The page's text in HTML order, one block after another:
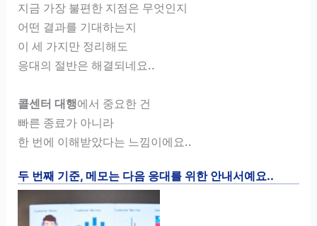
지금 가장 불편한 지점은 무엇인지
어떤 결과를 기대하는지
이 세 가지만 정리해도
응대의 절반은 해결되네요..
콜센터 대행에서 중요한 건
빠른 종료가 아니라
한 번에 이해받았다는 느낌이에요..
두 번째 기준, 메모는 다음 응대를 위한 안내서예요..